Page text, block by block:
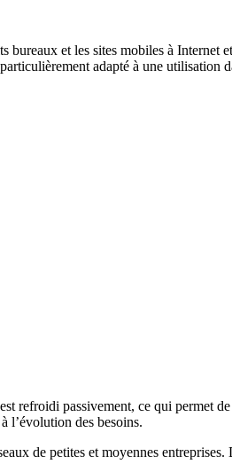
et les sites mobiles à Internet
adapté à une
refroidi passivement, ce qui permet
l’évolution des besoins.
de petites et moyennes